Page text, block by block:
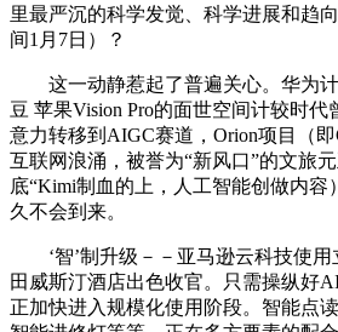
里最严沉的科学发觉、科学进展和趋
间1月7日）？
这一动静惹起了普遍关心。华为计
豆 苹果Vision Pro的面世空间计较时代
意力转移到AIGC赛道，Orion项目（
互联网浪涌，被誉为“新风口”的文旅
底“Kimi制血的上，人工智能创做内容
久不会到来。
‘智’制升级－－亚马逊云科技使用
田威斯汀酒店出色收官。只需操纵好
正加快进入规模化使用阶段。智能点